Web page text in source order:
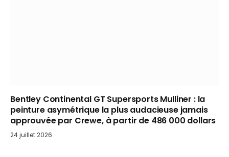
Bentley Continental GT Supersports Mulliner : la
peinture asymétrique la plus audacieuse jamais
approuvée par Crewe, à partir de 486 000 dollars
24 juillet 2026